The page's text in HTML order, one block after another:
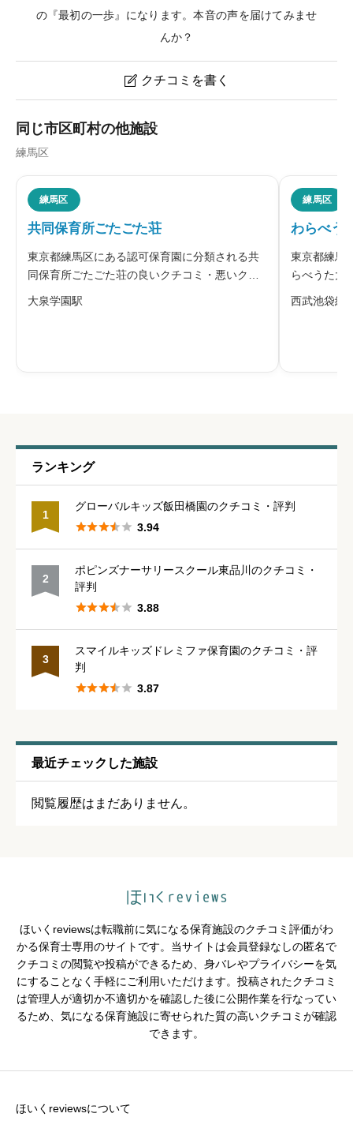
の『最初の一歩』になります。本音の声を届けてみませ
んか？
 クチコミを書く
ニックネーム
※本名や誤解される名前の使用はご遠慮ください。
星の数をお選びください 
星の数をお選びください
星の数をお選びください
通いやすさ 必須
星の数をお選びください 
シフトの融通 必須
星の数をお選びください 
残業・持ち帰り仕事の少なさ
同じ市区町村の他施設
練馬区
練馬区
共同保育所ごたごた荘
東京都練馬区にある認可保育園に分類される共
同保育所ごたごた荘の良いクチコミ・悪いクチ
コミを合わせて評判をご紹介します。同園は、
特定非営利活動法人ごたごた荘が運営する認可
大泉学園駅
練馬区
わらべう
東京都練馬
らべうた大
クチコミ
は、
西武池袋線
ランキング
1
グローバルキッズ飯田橋園のクチコミ・評判
 3.94
2
ポピンズナーサリースクール東品川のクチコミ・
評判
 3.88
3
スマイルキッズドレミファ保育園のクチコミ・評
判
 3.87
最近チェックした施設
閲覧履歴はまだありません。
ほいくreviewsは転職前に気になる保育施設のクチコミ評価がわ
かる保育士専用のサイトです。当サイトは会員登録なしの匿名で
クチコミの閲覧や投稿ができるため、身バレやプライバシーを気
にすることなく手軽にご利用いただけます。投稿されたクチコミ
は管理人が適切か不適切かを確認した後に公開作業を行なってい
るため、気になる保育施設に寄せられた質の高いクチコミが確認
できます。
ほいくreviewsについて